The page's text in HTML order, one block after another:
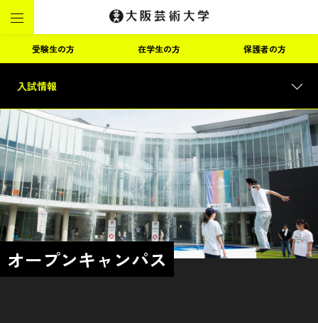
受験生の方 在学生の方 保護者の方
入試情報
オープンキャンパス